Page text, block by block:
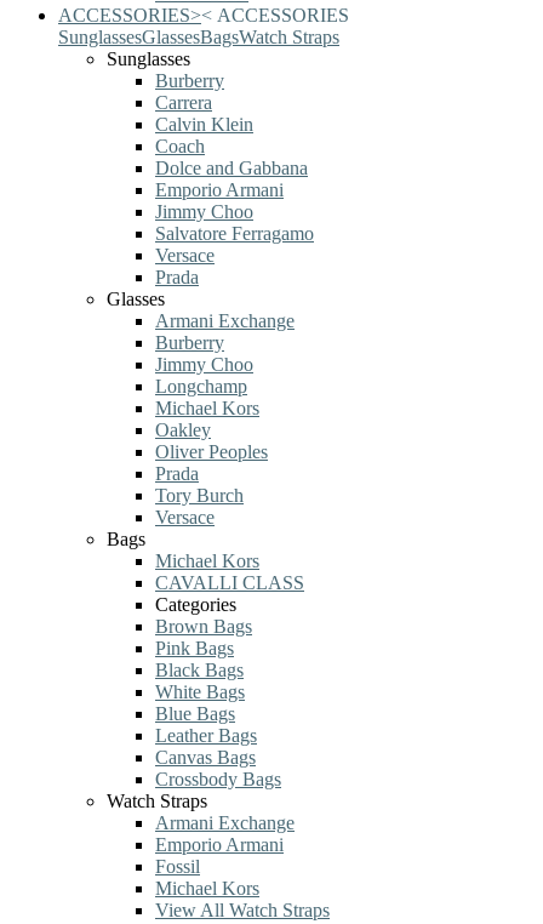
ACCESSORIES>< ACCESSORIES
SunglassesGlassesBagsWatch Straps
Sunglasses
Burberry
Carrera
Calvin Klein
Coach
Dolce and Gabbana
Emporio Armani
Jimmy Choo
Salvatore Ferragamo
Versace
Prada
Glasses
Armani Exchange
Burberry
Jimmy Choo
Longchamp
Michael Kors
Oakley
Oliver Peoples
Prada
Tory Burch
Versace
Bags
Michael Kors
CAVALLI CLASS
Categories
Brown Bags
Pink Bags
Black Bags
White Bags
Blue Bags
Leather Bags
Canvas Bags
Crossbody Bags
Watch Straps
Armani Exchange
Emporio Armani
Fossil
Michael Kors
View All Watch Straps